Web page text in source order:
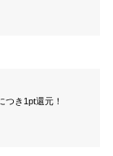
き1pt還元！